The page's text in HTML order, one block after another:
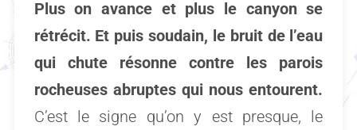
Plus on avance et plus le canyon se
rétrécit. Et puis soudain, le bruit de l’eau
qui chute résonne contre les parois
rocheuses abruptes qui nous entourent.
C’est le signe qu’on y est presque, le